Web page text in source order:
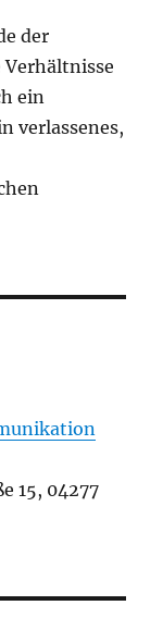
der
ein
verlassenes,
15, 04277